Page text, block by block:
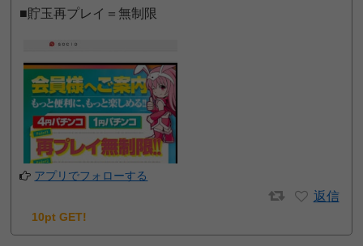
■貯玉再プレイ＝無制限
アプリでフォローする
返信
10pt GET!